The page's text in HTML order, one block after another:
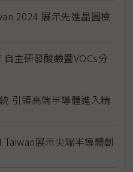
2024 展示先進晶圓檢
主研發酸鹼暨VOCs分
引領高端半導體進入精
展示尖端半導體創